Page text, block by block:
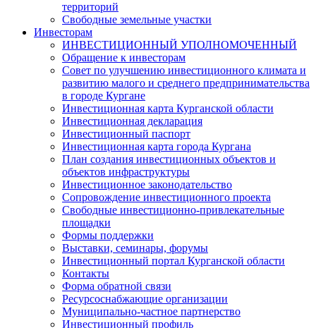
территорий
Свободные земельные участки
Инвесторам
ИНВЕСТИЦИОННЫЙ УПОЛНОМОЧЕННЫЙ
Обращение к инвесторам
Совет по улучшению инвестиционного климата и
развитию малого и среднего предпринимательства
в городе Кургане
Инвестиционная карта Курганской области
Инвестиционная декларация
Инвестиционный паспорт
Инвестиционная карта города Кургана
План создания инвестиционных объектов и
объектов инфраструктуры
Инвестиционное законодательство
Сопровождение инвестиционного проекта
Свободные инвестиционно-привлекательные
площадки
Формы поддержки
Выставки, семинары, форумы
Инвестиционный портал Курганской области
Контакты
Форма обратной связи
Ресурсоснабжающие организации
Муниципально-частное партнерство
Инвестиционный профиль